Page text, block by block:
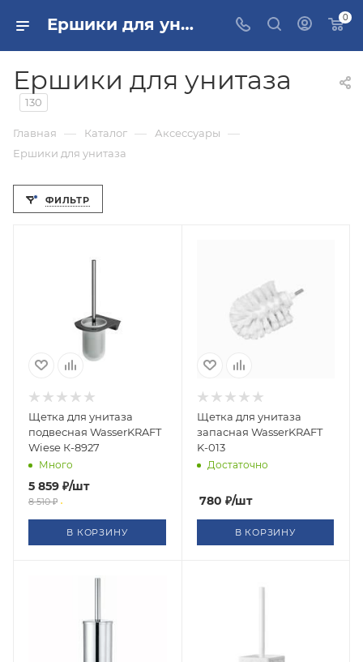
Ершики для унитаза купить, цена в Москве и РФ 0
Ершики для унитаза
130
Главная — Каталог — Аксессуары —
Ершики для унитаза
ФИЛЬТР
Щетка для унитаза
подвесная WasserKRAFT
Wiese К-8927
Много
5 859 ₽/шт
8 510₽
В КОРЗИНУ
Щетка для унитаза
запасная WasserKRAFT
K-013
Достаточно
780 ₽/шт
В КОРЗИНУ